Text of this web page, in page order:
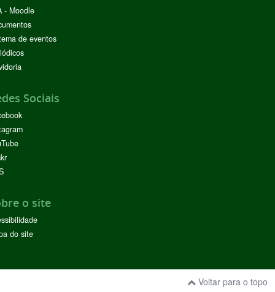
- Moodle
de eventos
Sociais
o site
do site
Voltar para o topo